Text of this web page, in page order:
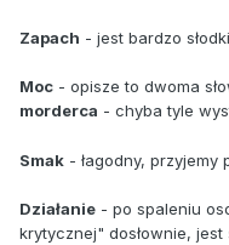
Zapach - jest bardzo
Moc - opisze to dwoma
morderca - chyba tyle
Smak - łagodny, przyjemy
Działanie - po spaleniu
krytycznej" dosłownie,